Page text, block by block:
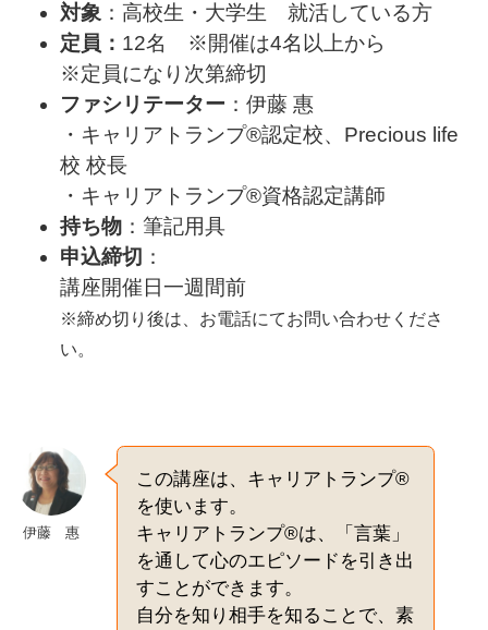
対象 ：高校生・大学生 就活している方
定員： 12名 ※開催は4名以上から
※定員になり次第締切
ファシリテーター ：伊藤 惠
・キャリアトランプ®認定校、Precious life
校 校長
・キャリアトランプ®資格認定講師
持ち物 ：筆記用具
申込締切 ：
講座開催日一週間前
※締め切り後は、お電話にてお問い合わせくださ
い。
伊藤 惠
この講座は、キャリアトランプ®
を使います。
キャリアトランプ®は、「言葉」
を通して心のエピソードを引き出
すことができます。
自分を知り相手を知ることで、素